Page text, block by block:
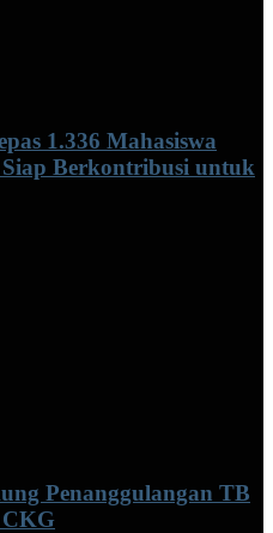
1.336 Mahasiswa
Berkontribusi untuk
Penanggulangan TB
CKG